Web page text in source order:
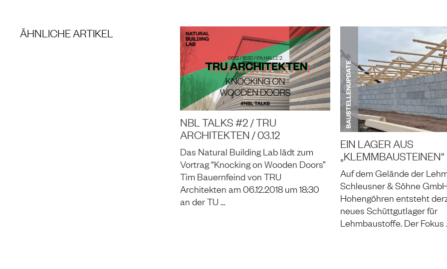
ÄHNLICHE ARTIKEL
NBL TALKS #2 / TRU
ARCHITEKTEN / 03.12
Das Natural Building Lab lädt zum
Vortrag “Knocking on Wooden Doors”
Tim Bauernfeind von TRU
Architekten am 06.12.2018 um 18:30
an der TU …
EIN LAGER AUS
„KLEMMBAUSTEINEN“
Auf dem Gelände der
Schleusner & Söhne
Hohengöhren entsteht
neues Schüttgutlager für
Lehmbaustoffe. Der Fokus …